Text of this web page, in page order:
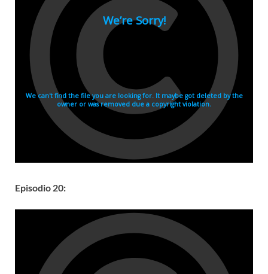
Episodio 20: